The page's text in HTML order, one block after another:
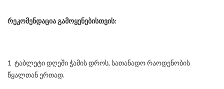
რეკომენდაცია გამოყენებისთვის:
1 ტაბლეტი დღეში ჭამის დროს, სათანადო რაოდენობის
წყალთან ერთად.